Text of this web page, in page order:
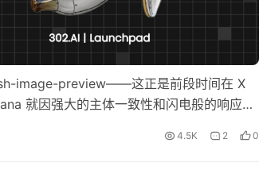
image-preview——这正是前段时间在 X
就因强大的主体一致性和闪电般的响应速
4.5K 2 0